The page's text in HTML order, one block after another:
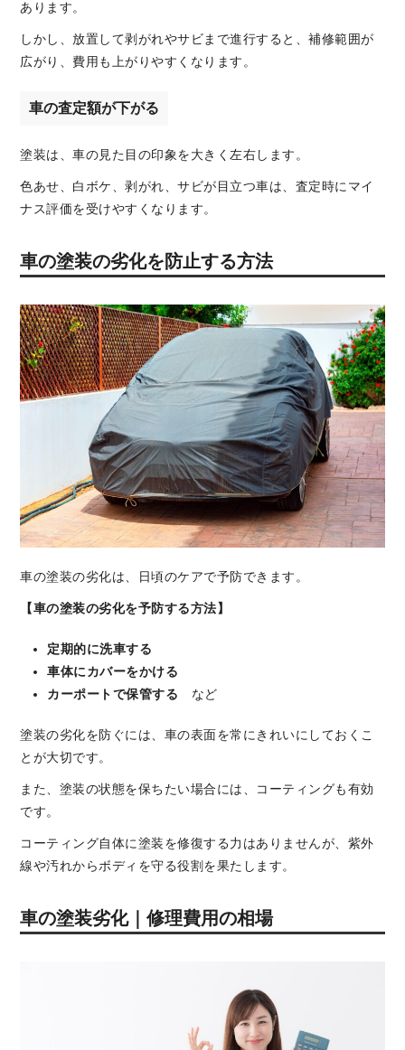
あります。
しかし、放置して剥がれやサビまで進行すると、補修範囲が
広がり、費用も上がりやすくなります。
車の査定額が下がる
塗装は、車の見た目の印象を大きく左右します。
色あせ、白ボケ、剥がれ、サビが目立つ車は、査定時にマイ
ナス評価を受けやすくなります。
車の塗装の劣化を防止する方法
車の塗装の劣化は、日頃のケアで予防できます。
【車の塗装の劣化を予防する方法】
定期的に洗車する
車体にカバーをかける
カーポートで保管する など
塗装の劣化を防ぐには、車の表面を常にきれいにしておくこ
とが大切です。
また、塗装の状態を保ちたい場合には、コーティングも有効
です。
コーティング自体に塗装を修復する力はありませんが、紫外
線や汚れからボディを守る役割を果たします。
車の塗装劣化｜修理費用の相場